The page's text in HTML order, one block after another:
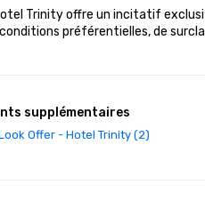
Trinity offre un incitatif
préférentielles, de
supplémentaires
Offer - Hotel Trinity (2)